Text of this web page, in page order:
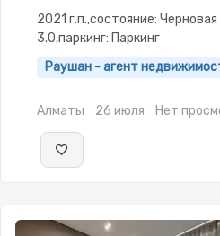
2021 г.п.,состояние:
3.0,паркинг: Паркинг
Раушан - агент
Алматы 26 июля Нет